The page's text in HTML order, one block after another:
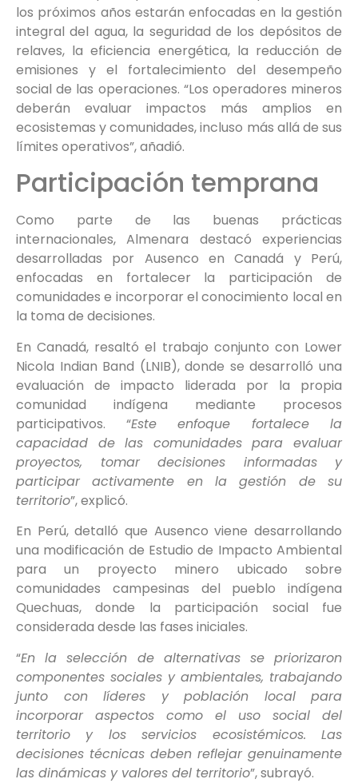
los próximos años estarán enfocadas en la gestión
integral del agua, la seguridad de los depósitos de
relaves, la eficiencia energética, la reducción de
emisiones y el fortalecimiento del desempeño
social de las operaciones. “Los operadores mineros
deberán evaluar impactos más amplios en
ecosistemas y comunidades, incluso más allá de sus
límites operativos”, añadió.
Participación temprana
Como parte de las buenas prácticas
internacionales, Almenara destacó experiencias
desarrolladas por Ausenco en Canadá y Perú,
enfocadas en fortalecer la participación de
comunidades e incorporar el conocimiento local en
la toma de decisiones.
En Canadá, resaltó el trabajo conjunto con Lower
Nicola Indian Band (LNIB), donde se desarrolló una
evaluación de impacto liderada por la propia
comunidad indígena mediante procesos
participativos. “Este enfoque fortalece la
capacidad de las comunidades para evaluar
proyectos, tomar decisiones informadas y
participar activamente en la gestión de su
territorio”, explicó.
En Perú, detalló que Ausenco viene desarrollando
una modificación de Estudio de Impacto Ambiental
para un proyecto minero ubicado sobre
comunidades campesinas del pueblo indígena
Quechuas, donde la participación social fue
considerada desde las fases iniciales.
“En la selección de alternativas se priorizaron
componentes sociales y ambientales, trabajando
junto con líderes y población local para
incorporar aspectos como el uso social del
territorio y los servicios ecosistémicos. Las
decisiones técnicas deben reflejar genuinamente
las dinámicas y valores del territorio”, subrayó.